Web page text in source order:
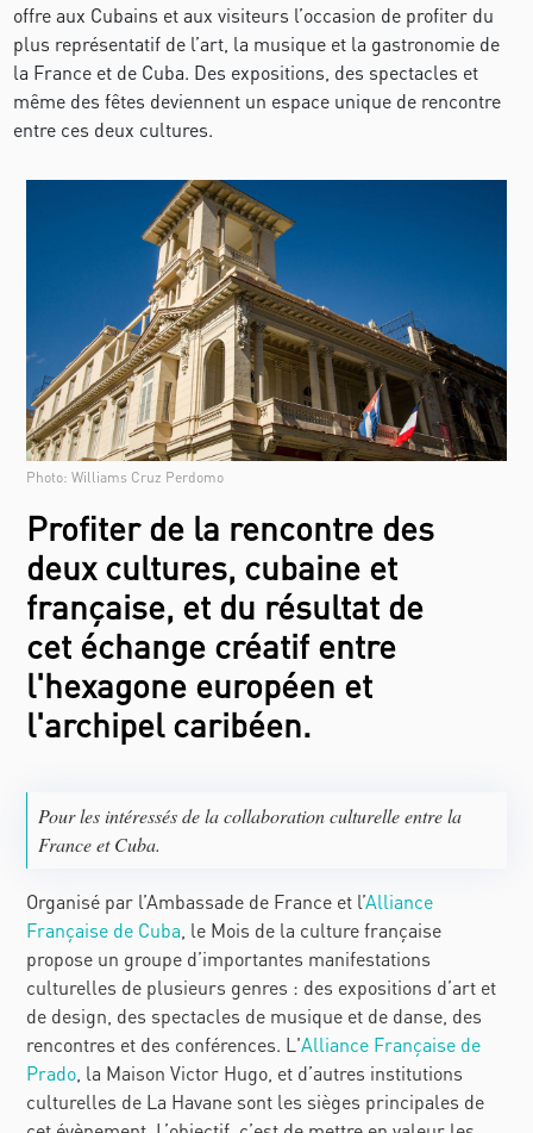
offre aux Cubains et aux visiteurs l’occasion de profiter du
plus représentatif de l’art, la musique et la gastronomie de
la France et de Cuba. Des expositions, des spectacles et
même des fêtes deviennent un espace unique de rencontre
entre ces deux cultures.
Photo: Williams Cruz Perdomo
Profiter de la rencontre des
deux cultures, cubaine et
française, et du résultat de
cet échange créatif entre
l'hexagone européen et
l'archipel caribéen.
Pour les intéressés de la collaboration culturelle entre la
France et Cuba.
Organisé par l’Ambassade de France et l’Alliance
Française de Cuba, le Mois de la culture française
propose un groupe d’importantes manifestations
culturelles de plusieurs genres : des expositions d’art et
de design, des spectacles de musique et de danse, des
rencontres et des conférences. L'Alliance Française de
Prado, la Maison Victor Hugo, et d’autres institutions
culturelles de La Havane sont les sièges principales de